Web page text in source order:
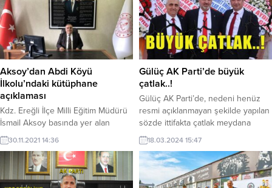
Aksoy’dan Abdi Köyü
İlkolu’ndaki kütüphane
açıklaması
Kdz. Ereğli İlçe Milli Eğitim Müdürü
İsmail Aksoy basında yer alan
Ereğli Abdi Köyü İlkolu'ndaki
kütüphane açılışıyla ilgili açıklama
yaptı.
30.11.2021 14:36
Gülüç AK Parti’de büyük
çatlak..!
Gülüç AK Parti’de, nedeni henüz
resmi açıklanmayan şekilde yapılan
sözde ittifakta çatlak meydana
geldi.18.03.2024 15:47